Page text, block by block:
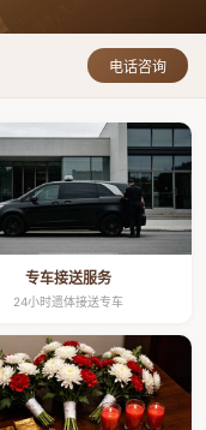
电话咨询
专车接送服务
24小时遗体接送专车